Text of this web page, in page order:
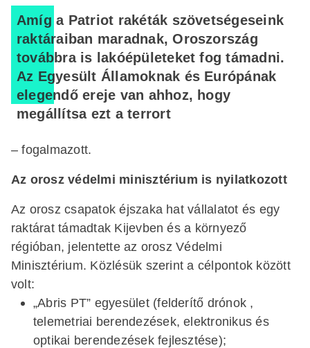
Amíg a Patriot rakéták szövetségeseink
raktáraiban maradnak, Oroszország
továbbra is lakóépületeket fog támadni.
Az Egyesült Államoknak és Európának
elegendő ereje van ahhoz, hogy
megállítsa ezt a terrort
– fogalmazott.
Az orosz védelmi minisztérium is nyilatkozott
Az orosz csapatok éjszaka hat vállalatot és egy
raktárat támadtak Kijevben és a környező
régióban, jelentette az orosz Védelmi
Minisztérium. Közlésük szerint a célpontok között
volt:
„Abris PT” egyesület (felderítő drónok ,
telemetriai berendezések, elektronikus és
optikai berendezések fejlesztése);